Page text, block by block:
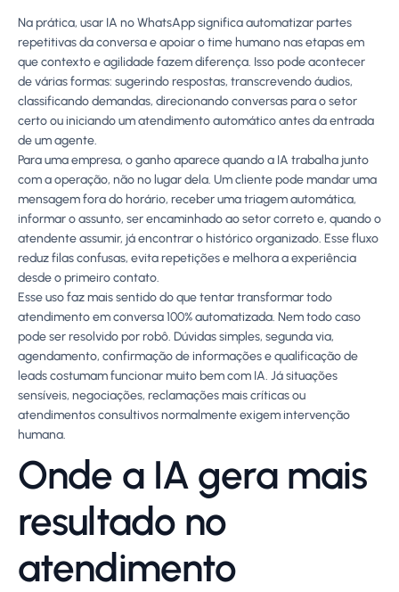
Na prática, usar IA no WhatsApp significa automatizar partes
repetitivas da conversa e apoiar o time humano nas etapas em
que contexto e agilidade fazem diferença. Isso pode acontecer
de várias formas: sugerindo respostas, transcrevendo áudios,
classificando demandas, direcionando conversas para o setor
certo ou iniciando um atendimento automático antes da entrada
de um agente.
Para uma empresa, o ganho aparece quando a IA trabalha junto
com a operação, não no lugar dela. Um cliente pode mandar uma
mensagem fora do horário, receber uma triagem automática,
informar o assunto, ser encaminhado ao setor correto e, quando o
atendente assumir, já encontrar o histórico organizado. Esse fluxo
reduz filas confusas, evita repetições e melhora a experiência
desde o primeiro contato.
Esse uso faz mais sentido do que tentar transformar todo
atendimento em conversa 100% automatizada. Nem todo caso
pode ser resolvido por robô. Dúvidas simples, segunda via,
agendamento, confirmação de informações e qualificação de
leads costumam funcionar muito bem com IA. Já situações
sensíveis, negociações, reclamações mais críticas ou
atendimentos consultivos normalmente exigem intervenção
humana.
Onde a IA gera mais
resultado no
atendimento